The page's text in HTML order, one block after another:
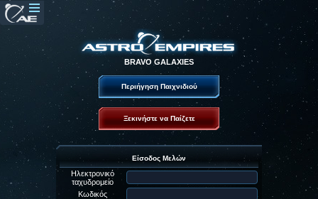
BRAVO GALAXIES
Περιήγηση Παιχνιδιού
Ξεκινήστε να Παίζετε
Είσοδος Μελών
Ηλεκτρονικό
ταχυδρομείο
Κωδικός